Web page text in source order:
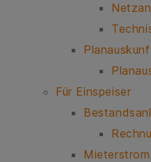
Für Einspeiser
Mieterstrom